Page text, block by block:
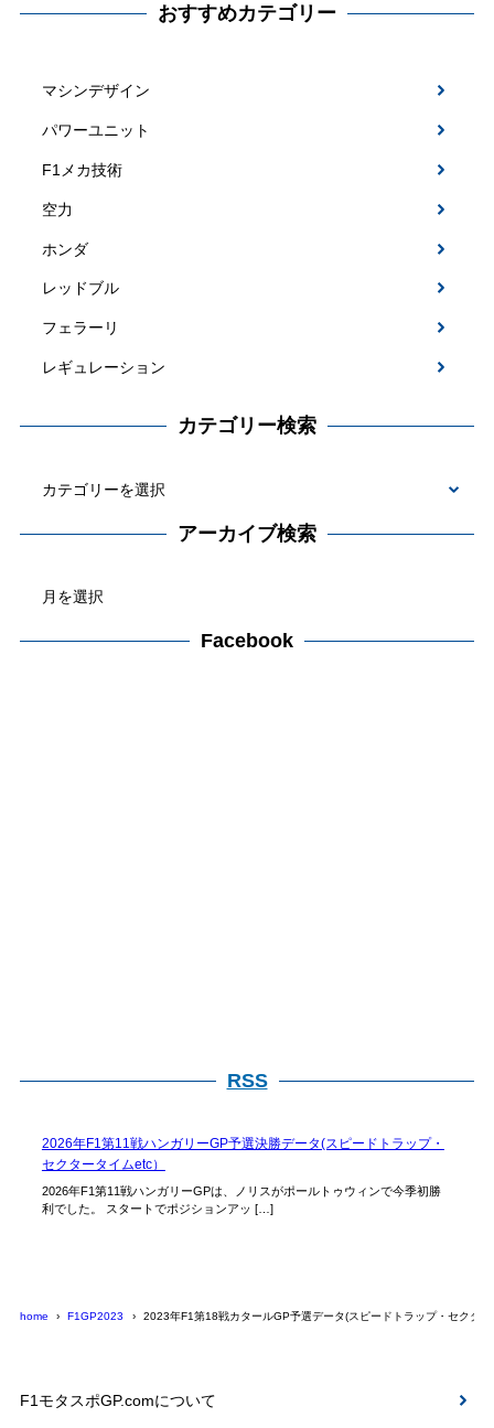
おすすめカテゴリー
マシンデザイン
パワーユニット
F1メカ技術
空力
ホンダ
レッドブル
フェラーリ
レギュレーション
カテゴリー検索
検
アーカイブ検索
カ
Facebook
RSS
2026年F1第11戦ハンガリーGP予選決勝データ(スピードトラップ・
セクタータイムetc）
2026年F1第11戦ハンガリーGPは、ノリスがポールトゥウィンで今季初勝
利でした。 スタートでポジションアッ […]
home F1GP2023 2023年F1第18戦カタールGP予選データ(スピードトラップ・セクタ
F1モタスポGP.comについて